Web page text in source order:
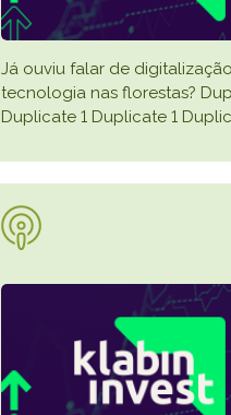
Já ouviu falar de
tecnologia nas florestas?
Duplicate 1 Duplicate 1